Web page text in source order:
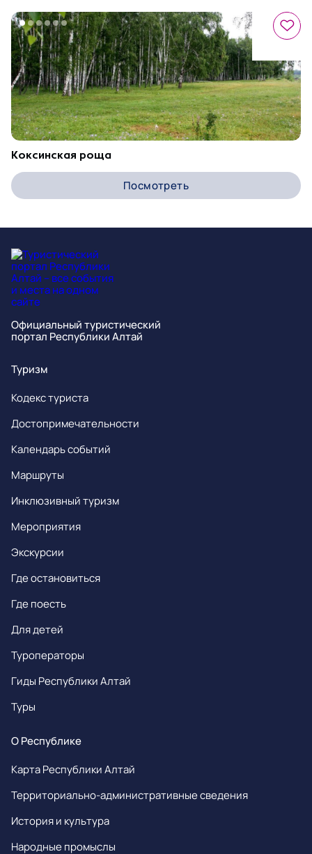
Коксинская роща
Посмотреть
Официальный туристический
портал Республики Алтай
Туризм
Кодекс туриста
Достопримечательности
Календарь событий
Маршруты
Инклюзивный туризм
Мероприятия
Экскурсии
Где остановиться
Где поесть
Для детей
Туроператоры
Гиды Республики Алтай
Туры
О Республике
Карта Республики Алтай
Территориально-административные сведения
История и культура
Народные промыслы